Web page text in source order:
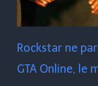
Rockstar ne
GTA Online, le